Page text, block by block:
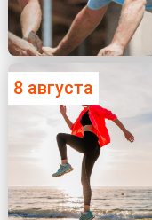
8 августа